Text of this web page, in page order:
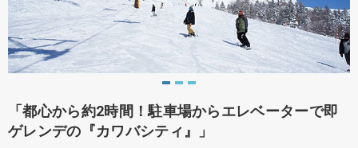
「都心から約2時間！駐車場からエレベーターで即
ゲレンデの『カワバシティ』」